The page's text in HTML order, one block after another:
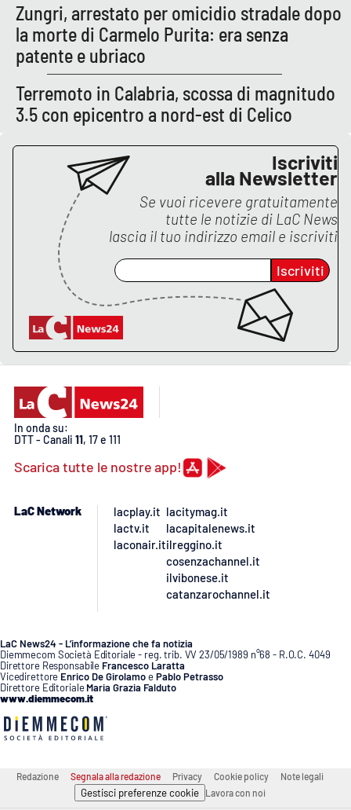
Cosenza
Lamezia Terme
PROGETTI
SPECIALI
Buona Sanità Calabria
CALABRIAVISIONE
Destinazioni
Eventi
Food
Storie
LAC
NETWORK
Lacplay.it
Ilreggino.it
Cosenzachannel.it
Ilvibonese.it
Catanzarochannel.it
Zungri, arrestato per omicidio stradale dopo
la morte di Carmelo Purita: era senza
patente e ubriaco
Terremoto in Calabria, scossa di magnitudo
3.5 con epicentro a nord-est di Celico
Iscriviti
alla Newsletter
Se vuoi ricevere gratuitamente
tutte le notizie di LaC News
lascia il tuo indirizzo email e iscriviti
Iscriviti
In onda su:
DTT - Canali 11, 17 e 111
Scarica tutte le nostre app!
LaC Network
lacplay.it
lactv.it
laconair.it
lacitymag.it
lacapitalenews.it
ilreggino.it
cosenzachannel.it
ilvibonese.it
catanzarochannel.it
LaC News24 - L’informazione che fa notizia
Diemmecom Società Editoriale - reg. trib. VV 23/05/1989 n°68 - R.O.C. 4049
Direttore Responsabile Francesco Laratta
Vicedirettore Enrico De GirolamoePablo Petrasso
Direttore Editoriale Maria Grazia Falduto
www.diemmecom.it
Redazione Segnala alla redazione Privacy Cookie policy Note legali
Gestisci preferenze cookie Lavora con noi